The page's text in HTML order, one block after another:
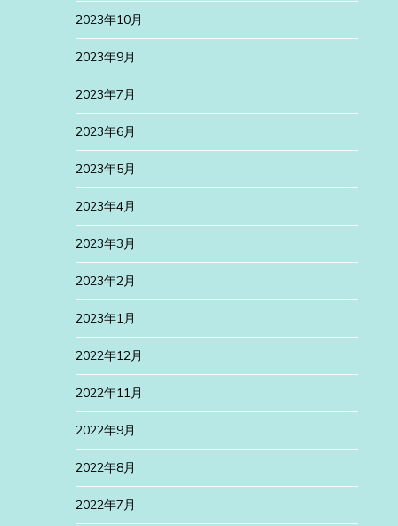
2023年10月
2023年9月
2023年7月
2023年6月
2023年5月
2023年4月
2023年3月
2023年2月
2023年1月
2022年12月
2022年11月
2022年9月
2022年8月
2022年7月